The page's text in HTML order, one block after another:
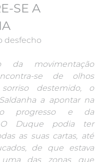
SE A
desfecho
da movimentação
se de olhos
destemido, o
a apontar na
progresso e da
O Duque podia ter
as suas cartas, até
de que estava
das zonas que